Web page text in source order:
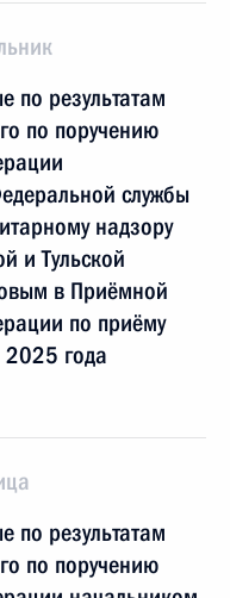
по результатам
по поручению
службы
надзору
и Тульской
в Приёмной
по приёму
года
по результатам
по поручению